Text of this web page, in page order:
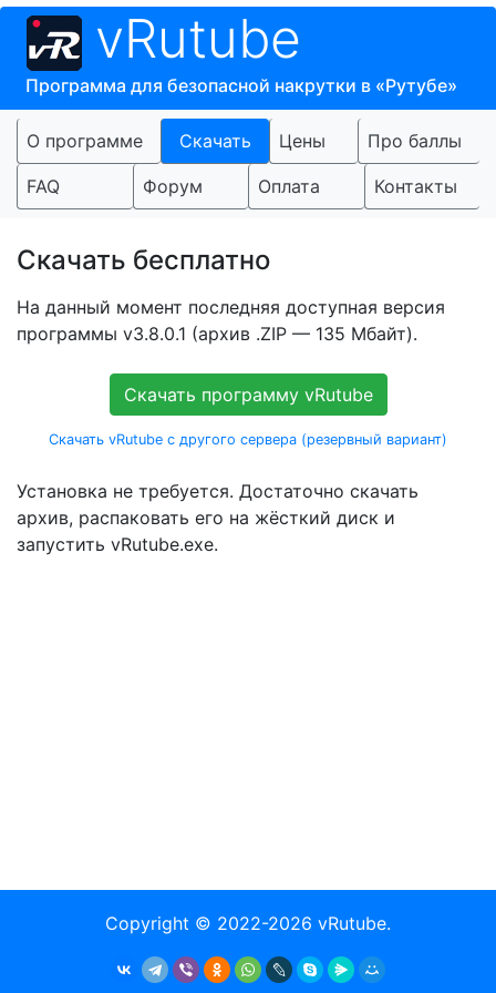
vRutube
Программа для безопасной накрутки в «Рутубе»
О программе Скачать Цены Про баллы
FAQ Форум Оплата Контакты
Скачать бесплатно
На данный момент последняя доступная версия
программы v3.8.0.1 (архив .ZIP — 135 Мбайт).
Скачать программу vRutube
Скачать vRutube с другого сервера (резервный вариант)
Установка не требуется. Достаточно скачать
архив, распаковать его на жёсткий диск и
запустить vRutube.exe.
Copyright © 2022-2026 vRutube.